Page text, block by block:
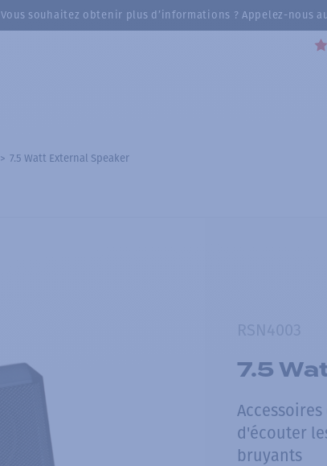
Vous souhaitez obtenir plus d’informations ? Appelez-nous au
7.5 Watt External Speaker
7.5
d'écouter
bruyants